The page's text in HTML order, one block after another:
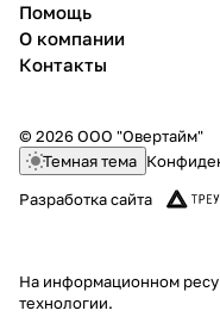
Помощь
О компании
Контакты
© 2026 ООО "Овертайм"
Темная тема
Разработка сайта
На информационном
технологии.